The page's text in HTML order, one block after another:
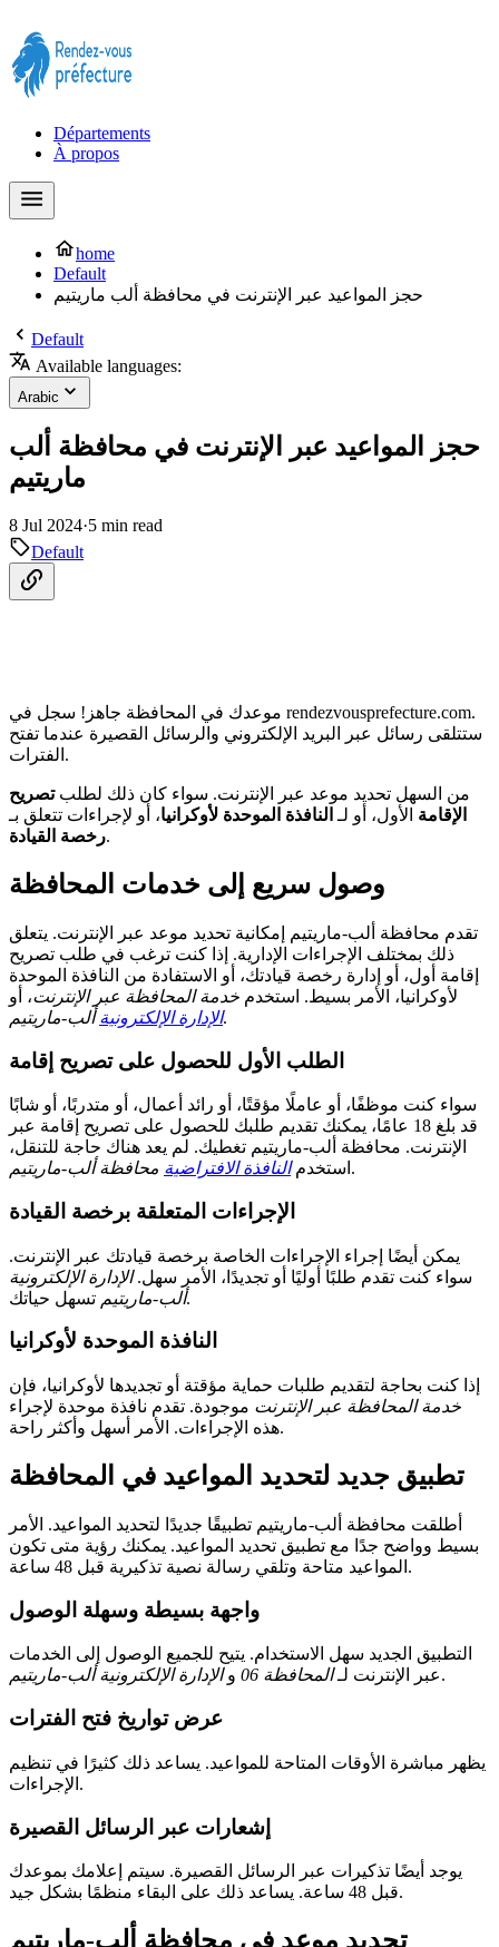
Départements
À propos
home
Default
حجز المواعيد عبر الإنترنت في محافظة ألب ماريتيم
Default
Available languages:
Arabic
حجز المواعيد عبر الإنترنت في محافظة ألب
ماريتيم
8 Jul 2024·5 min read
Default
موعدك في المحافظة جاهز! سجل في rendezvousprefecture.com.
ستتلقى رسائل عبر البريد الإلكتروني والرسائل القصيرة عندما تفتح
الفترات.
من السهل تحديد موعد عبر الإنترنت. سواء كان ذلك لطلبتصريح
الإقامة الأول، أو لـ النافذة الموحدة لأوكرانيا، أو لإجراءات تتعلق بـ
رخصة القيادة.
وصول سريع إلى خدمات المحافظة
تقدم محافظة ألب-ماريتيم إمكانية تحديد موعد عبر الإنترنت. يتعلق
ذلك بمختلف الإجراءات الإدارية. إذا كنت ترغب في طلب تصريح
إقامة أول، أو إدارة رخصة قيادتك، أو الاستفادة من النافذة الموحدة
لأوكرانيا، الأمر بسيط. استخدم خدمة المحافظة عبر الإنترنت، أو
الإدارة الإلكترونيةألب-ماريتيم .
الطلب الأول للحصول على تصريح إقامة
سواء كنت موظفًا، أو عاملًا مؤقتًا، أو رائد أعمال، أو متدربًا، أو شابًا
قد بلغ 18 عامًا، يمكنك تقديم طلبك للحصول على تصريح إقامة عبر
الإنترنت. محافظة ألب-ماريتيم تغطيك. لم يعد هناك حاجة للتنقل،
استخدمالنافذة الافتراضية محافظة ألب-ماريتيم .
الإجراءات المتعلقة برخصة القيادة
يمكن أيضًا إجراء الإجراءات الخاصة برخصة قيادتك عبر الإنترنت.
سواء كنت تقدم طلبًا أوليًا أو تجديدًا، الأمر سهل.الإدارة الإلكترونية
ألب-ماريتيمتسهل حياتك.
النافذة الموحدة لأوكرانيا
إذا كنت بحاجة لتقديم طلبات حماية مؤقتة أو تجديدها لأوكرانيا، فإن
خدمة المحافظة عبر الإنترنت موجودة. تقدم نافذة موحدة لإجراء
هذه الإجراءات. الأمر أسهل وأكثر راحة.
تطبيق جديد لتحديد المواعيد في المحافظة
أطلقت محافظة ألب-ماريتيم تطبيقًا جديدًا لتحديد المواعيد. الأمر
بسيط وواضح جدًا مع تطبيق تحديد المواعيد. يمكنك رؤية متى تكون
المواعيد متاحة وتلقي رسالة نصية تذكيرية قبل 48 ساعة.
واجهة بسيطة وسهلة الوصول
التطبيق الجديد سهل الاستخدام. يتيح للجميع الوصول إلى الخدمات
عبر الإنترنت لـالمحافظة 06 والإدارة الإلكترونية ألب-ماريتيم .
عرض تواريخ فتح الفترات
يظهر مباشرة الأوقات المتاحة للمواعيد. يساعد ذلك كثيرًا في تنظيم
الإجراءات.
إشعارات عبر الرسائل القصيرة
يوجد أيضًا تذكيرات عبر الرسائل القصيرة. سيتم إعلامك بموعدك
قبل 48 ساعة. يساعد ذلك على البقاء منظمًا بشكل جيد.
تحديد موعد في محافظة ألب-ماريتيم